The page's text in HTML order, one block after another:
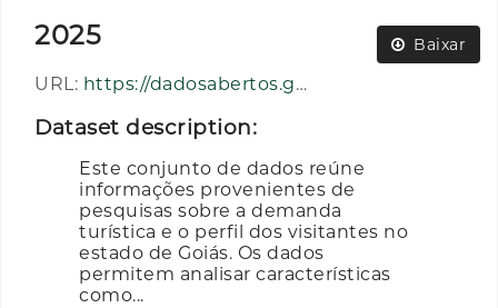
Baixar
2025
URL: https://dadosabertos.go.gov.br/dataset/60fb9c92-df7e-4499-b4e5-b190b382085c/resource/0946f51d-0cfb-4bb3-990f-c13e6973b33f/download/2025.rar
Dataset description:
Este conjunto de dados reúne
informações provenientes de
pesquisas sobre a demanda
turística e o perfil dos visitantes no
estado de Goiás. Os dados
permitem analisar características
como...